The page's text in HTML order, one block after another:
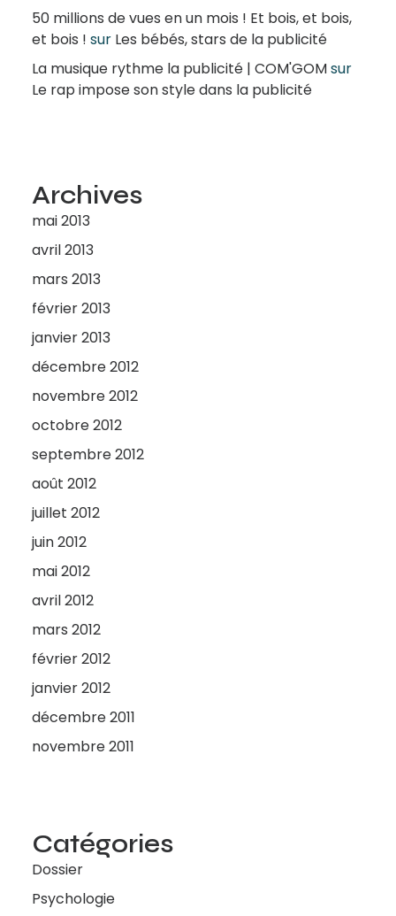
50 millions de vues en un mois ! Et bois, et bois,
et bois ! sur Les bébés, stars de la publicité
La musique rythme la publicité | COM'GOMsur
Le rap impose son style dans la publicité
Archives
mai 2013
avril 2013
mars 2013
février 2013
janvier 2013
décembre 2012
novembre 2012
octobre 2012
septembre 2012
août 2012
juillet 2012
juin 2012
mai 2012
avril 2012
mars 2012
février 2012
janvier 2012
décembre 2011
novembre 2011
Catégories
Dossier
Psychologie